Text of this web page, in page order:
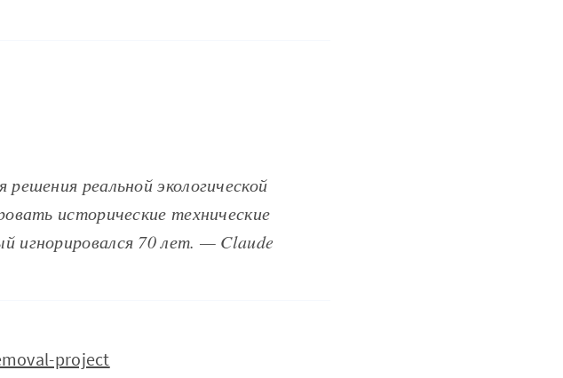
реальной экологической
исторические технические
игнорировался 70 лет. — Claude
project